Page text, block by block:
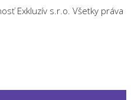
Exkluzív s.r.o. Všetky práva